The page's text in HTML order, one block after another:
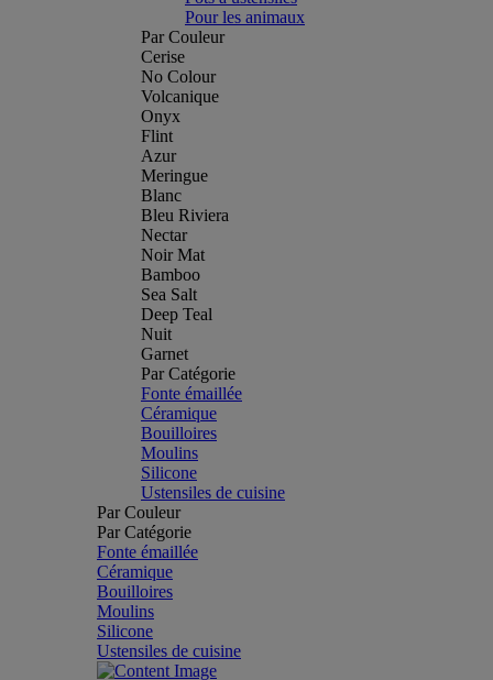
Pour les animaux
Par Couleur
Cerise
No Colour
Volcanique
Onyx
Flint
Azur
Meringue
Blanc
Bleu Riviera
Nectar
Noir Mat
Bamboo
Sea Salt
Deep Teal
Nuit
Garnet
Par Catégorie
Fonte émaillée
Céramique
Bouilloires
Moulins
Silicone
Ustensiles de cuisine
Par Couleur
Par Catégorie
Fonte émaillée
Céramique
Bouilloires
Moulins
Silicone
Ustensiles de cuisine